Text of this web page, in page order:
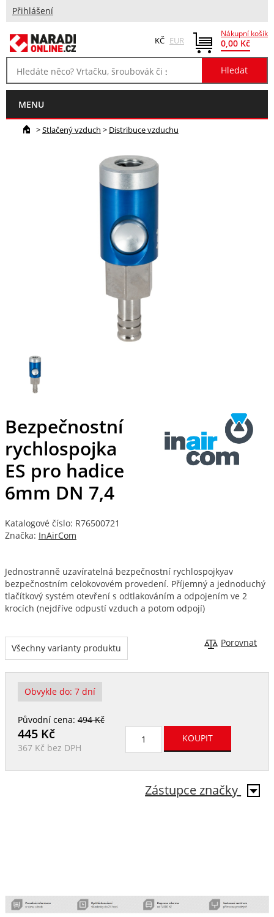
Přihlášení
Nákupní košík
0,00 Kč
KČ EUR
MENU
>Stlačený vzduch > Distribuce vzduchu
Bezpečnostní
rychlospojka
ES pro hadice
6mm DN 7,4
Katalogové číslo: R76500721
Značka: InAirCom
Jednostranně uzavíratelná bezpečnostní rychlospojkyav
bezpečnostním celokovovém provedení. Příjemný a jednoduchý
tlačítkový systém otevření s odtlakováním a odpojením ve 2
krocích (nejdříve odpustí vzduch a potom odpojí)
Porovnat
Všechny varianty produktu
Obvykle do: 7 dní
Původní cena:494 Kč
445Kč
367 Kč bez DPH
Zástupce značky